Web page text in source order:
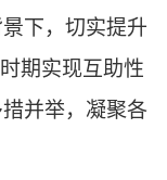
下，切实提升
期实现互助性
并举，凝聚各